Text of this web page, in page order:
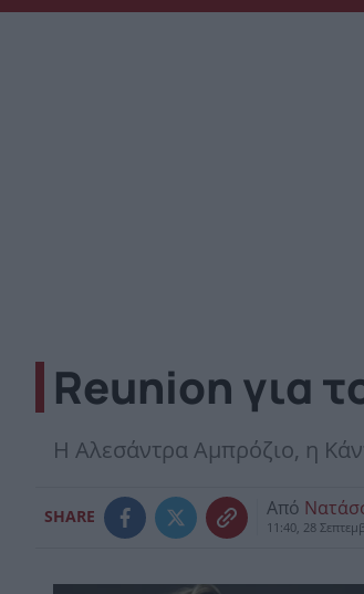
Reunion για
Η Αλεσάντρα Αμπρόζιο, η
SHARE Από
11:40, 28